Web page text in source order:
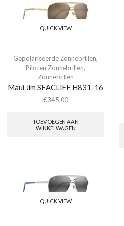
QUICK VIEW
Gepolariseerde Zonnebrillen,
Piloten Zonnebrillen,
Zonnebrillen
Maui Jim SEACLIFF H831-16
€345.00
TOEVOEGEN AAN
WINKELWAGEN
QUICK VIEW